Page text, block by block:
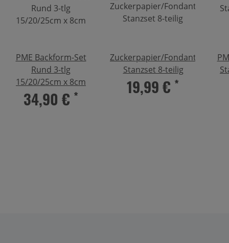
PME Backform-Set
Rund 3-tlg
15/20/25cm x 8cm
34,90 € *
Zuckerpapier/Fondant
Stanzset 8-teilig
19,99 € *